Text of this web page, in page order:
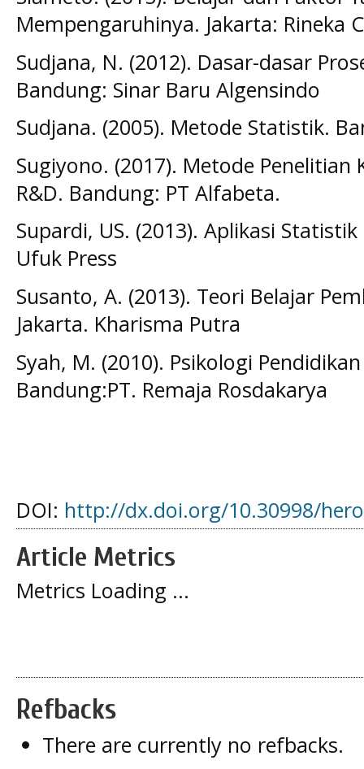
Mempengaruhinya. Jakarta: Rineka
Sudjana, N. (2012). Dasar-dasar
Bandung: Sinar Baru Algensindo
Sudjana. (2005). Metode Statistik.
Sugiyono. (2017). Metode
R&D. Bandung: PT Alfabeta.
Supardi, US. (2013). Aplikasi
Ufuk Press
Susanto, A. (2013). Teori Belajar
Jakarta. Kharisma Putra
Syah, M. (2010). Psikologi
Bandung:PT. Remaja Rosdakarya
DOI: http://dx.doi.org/10.30998/
Article Metrics
Metrics Loading ...
Refbacks
There are currently no refbacks.